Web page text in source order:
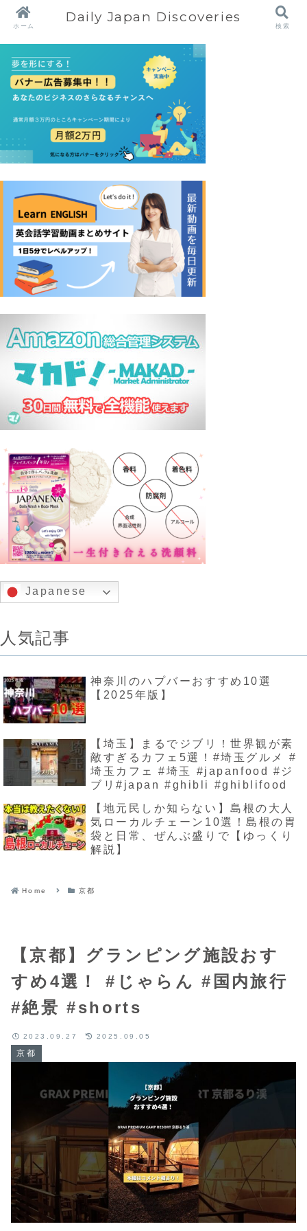
Japanese
人気記事
神奈川のハプバーおすすめ10選
【2025年版】
【埼玉】まるでジブリ！世界観が素
敵すぎるカフェ5選！#埼玉グルメ #
埼玉カフェ #埼玉 #japanfood #ジ
ブリ#japan #ghibli #ghiblifood
【地元民しか知らない】島根の大人
気ローカルチェーン10選！島根の胃
袋と日常、ぜんぶ盛りで【ゆっくり
解説】
Home 京都
【京都】グランピング施設おす
すめ4選！ #じゃらん #国内旅行
#絶景 #shorts
京都
2023.09.27 2025.09.05
ホーム
Daily Japan Discoveries
検索